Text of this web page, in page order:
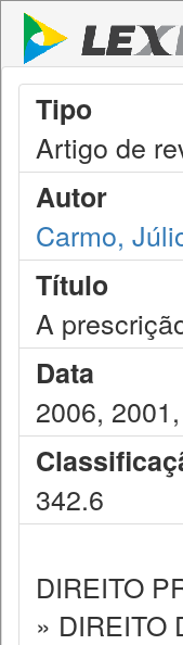
Tipo
Artigo de
Autor
Carmo,
Título
A
Data
2006,
342.6
DIREITO
» DIREITO